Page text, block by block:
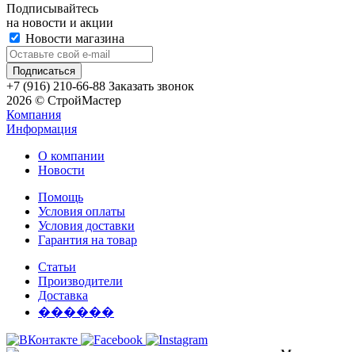
Подписывайтесь
на новости и акции
Новости магазина
+7 (916) 210-66-88 Заказать звонок
2026 © СтройМастер
Компания
Информация
О компании
Новости
Помощь
Условия оплаты
Условия доставки
Гарантия на товар
Статьи
Производители
Доставка
������